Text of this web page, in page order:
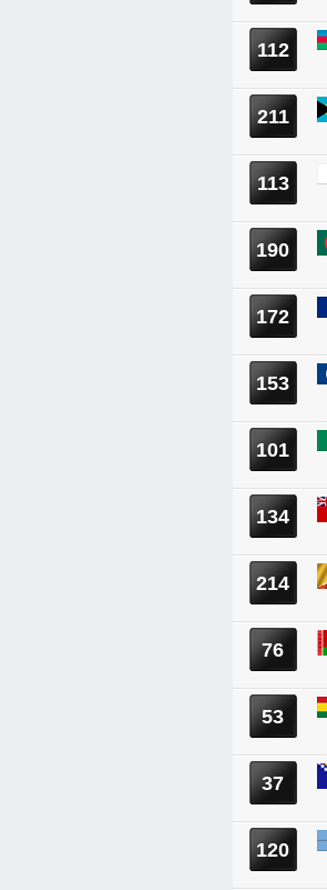
112
211
113
190
172
153
101
134
214
76
53
37
120